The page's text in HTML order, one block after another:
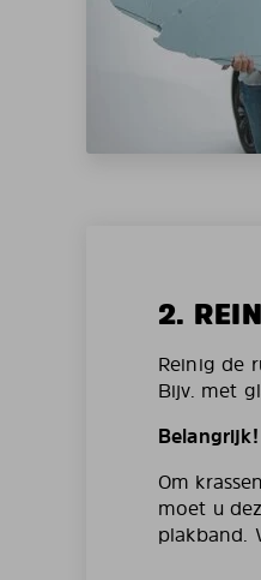
2.
Reinig de
Bijv. met
Om
moet u
plakband.